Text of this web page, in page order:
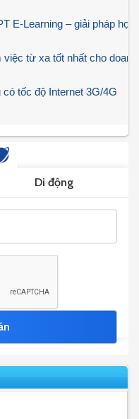
E-Learning – giải pháp học
từ xa tốt nhất cho doanh
tốc độ Internet 3G/4G